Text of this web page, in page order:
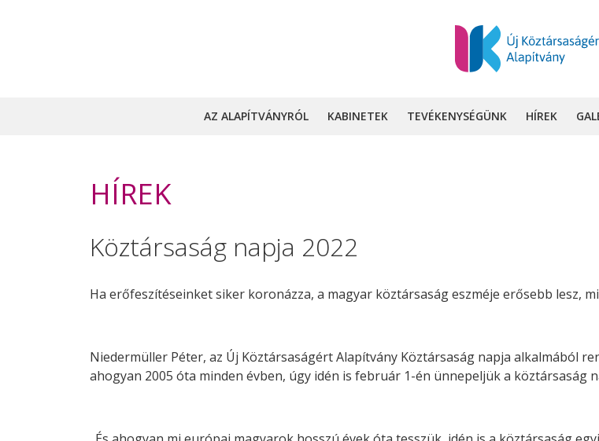
AZ ALAPÍTVÁNYRÓL KABINETEK TEVÉKENYSÉGÜNK HÍREK
HÍREK
Köztársaság napja 2022
Ha erőfeszítéseinket siker koronázza, a magyar köztársaság eszméje erősebb lesz,
Niedermüller Péter, az Új Köztársaságért Alapítvány Köztársaság napja alkalmából
ahogyan 2005 óta minden évben, úgy idén is február 1-én ünnepeljük a köztársaság